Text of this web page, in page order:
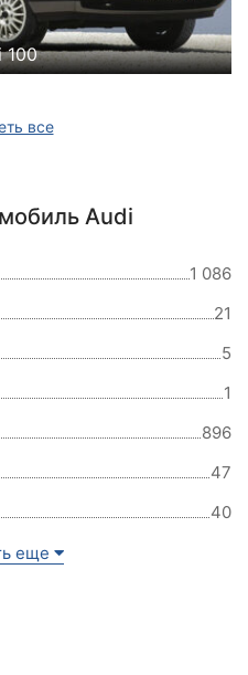
100
все
Audi
1 086
21
5
1
896
47
40
еще